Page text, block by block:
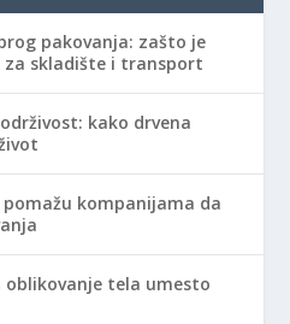
pakovanja: zašto je
za skladište i transport
kako drvena
kompanijama da
oblikovanje tela umesto